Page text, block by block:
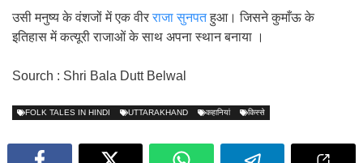
उसी मनुष्य के वंशजों में एक वीरराजा सुनपतहुआ। जिसने कुमाँऊ के
इतिहास में कत्यूरी राजाओं के साथ अपना स्थान बनाया ।
Sourch : Shri Bala Dutt Belwal
FOLK TALES IN HINDI UTTARAKHAND कहानियां किस्से